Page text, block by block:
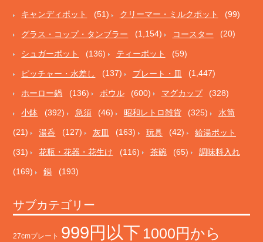
キャンディポット (51) クリーマー・ミルクポット (99)
グラス・コップ・タンブラー (1,154) コースター (20)
シュガーポット (136) ティーポット (59)
ピッチャー・水差し (137) プレート・皿 (1,447)
ホーロー鍋 (136) ボウル (600) マグカップ (328)
小鉢 (392) 急須 (46) 昭和レトロ雑貨 (325) 水筒
(21) 湯呑 (127) 灰皿 (163) 玩具 (42) 給湯ポット
(31) 花瓶・花器・花生け (116) 茶碗 (65) 調味料入れ
(169) 鍋 (193)
サブカテゴリー
27cmプレート 999円以下 1000円から